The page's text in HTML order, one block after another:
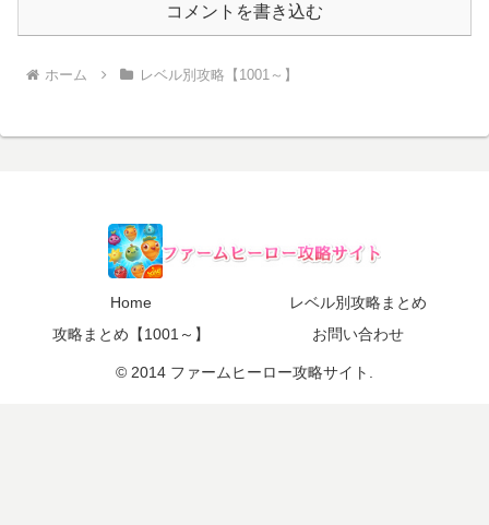
コメントを書き込む
ホーム レベル別攻略【1001～】
Home
レベル別攻略まとめ
攻略まとめ【1001～】
お問い合わせ
© 2014 ファームヒーロー攻略サイト.